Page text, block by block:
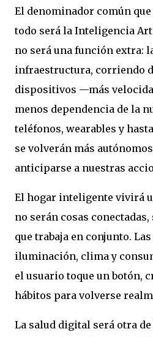
El denominador común
todo será la Inteligencia
no será una función extra:
infraestructura, corriendo
dispositivos —más
menos dependencia de la
teléfonos, wearables y
se volverán más
anticiparse a nuestras
El hogar inteligente vivirá
no serán cosas
que trabaja en conjunto.
iluminación, clima y
el usuario toque un botón,
hábitos para volverse
La salud digital será otra